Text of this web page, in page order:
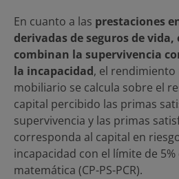
En cuanto a las prestaciones
derivadas de seguros de vida,
combinan la supervivencia
la incapacidad, el
mobiliario se calcula sobre el
capital percibido las primas
supervivencia y las primas
corresponda al capital en
incapacidad con el límite de
matemática (CP-PS-PCR).